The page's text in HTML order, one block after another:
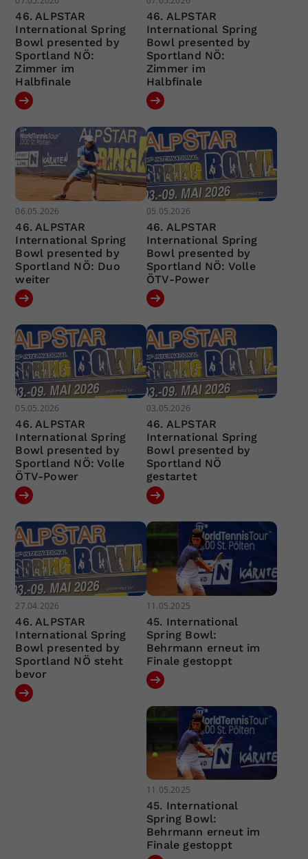
46. ALPSTAR
International Spring
Bowl presented by
Sportland NÖ:
Zimmer im
Halbfinale
46. ALPSTAR
International Spring
Bowl presented by
Sportland NÖ:
Zimmer im
Halbfinale
06.05.2026
46. ALPSTAR
International Spring
Bowl presented by
Sportland NÖ: Duo
weiter
05.05.2026
46. ALPSTAR
International Spring
Bowl presented by
Sportland NÖ: Volle
ÖTV-Power
05.05.2026
46. ALPSTAR
International Spring
Bowl presented by
Sportland NÖ: Volle
ÖTV-Power
03.05.2026
46. ALPSTAR
International Spring
Bowl presented by
Sportland NÖ
gestartet
27.04.2026
46. ALPSTAR
International Spring
Bowl presented by
Sportland NÖ steht
bevor
11.05.2025
45. International
Spring Bowl:
Behrmann erneut im
Finale gestoppt
11.05.2025
45. International
Spring Bowl:
Behrmann erneut im
Finale gestoppt